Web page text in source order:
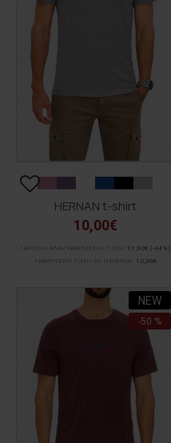
HERNAN t-shirt
10,00€
ΑΡΧΙΚΗ ΑΝΑΓΡΑΦΟΜΕΝΗ ΤΙΜΗ: 17,90€ (-44%)
ΚΑΛΥΤΕΡΗ ΤΙΜΗ 30 ΗΜΕΡΩΝ:
10,00€
NEW
-50 %